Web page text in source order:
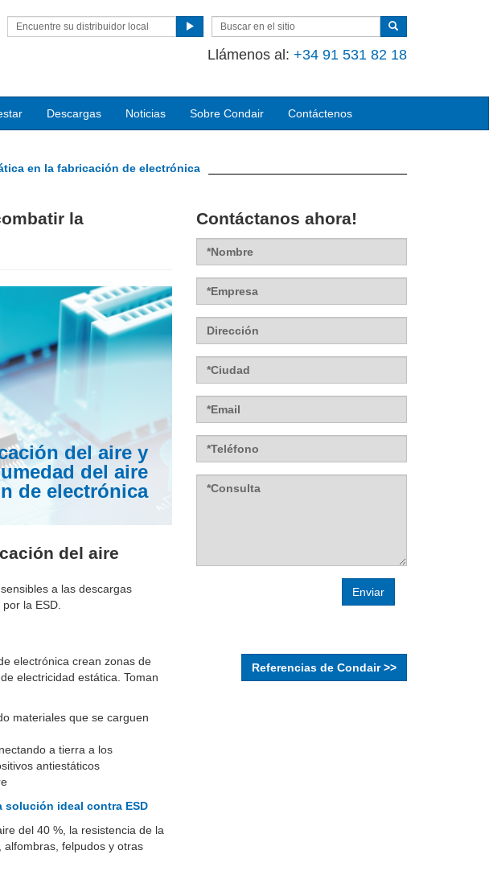
Encuentre su distribuidor local
Llámenos al : +34 91 531 82 18
Descargas Noticias Sobre Condair Contáctenos
en la fabricación de electrónica
la
del aire y
del aire
de electrónica
del aire
a las descargas
la ESD.
electrónica crean zonas de
electricidad estática. Toman
materiales que se carguen
a tierra a los
antiestáticos
solución ideal contra ESD
del 40 %, la resistencia de la
felpudos y otras
Contáctanos ahora!
Nombre
Empresa
Dirección
Label
E-
Label
Teléfono
Consulta
Referencias de Condair >>